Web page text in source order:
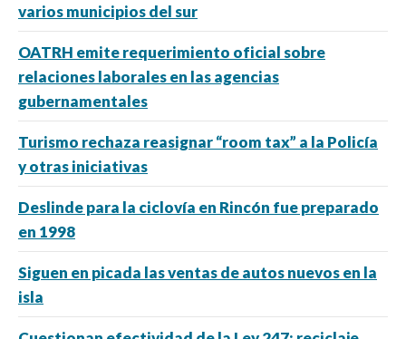
varios municipios del sur
OATRH emite requerimiento oficial sobre
relaciones laborales en las agencias
gubernamentales
Turismo rechaza reasignar “room tax” a la Policía
y otras iniciativas
Deslinde para la ciclovía en Rincón fue preparado
en 1998
Siguen en picada las ventas de autos nuevos en la
isla